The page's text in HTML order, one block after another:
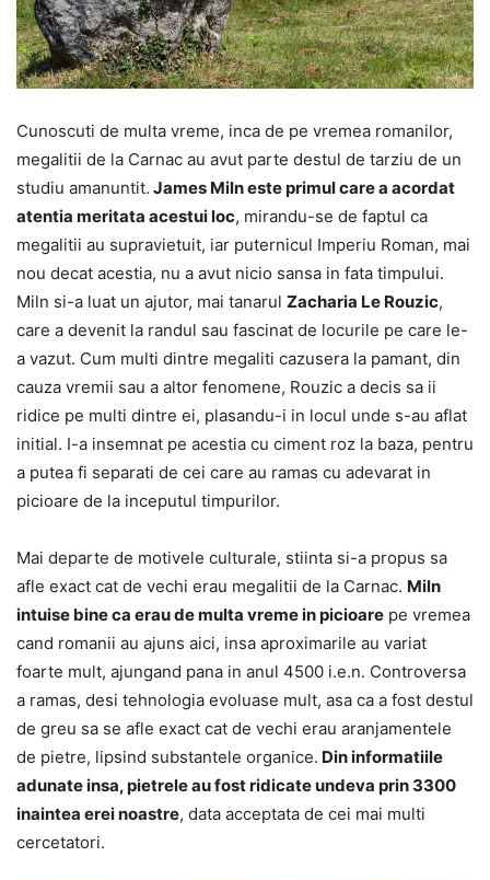
Cunoscuti de multa vreme, inca de pe vremea romanilor,
megalitii de la Carnac au avut parte destul de tarziu de un
studiu amanuntit. James Miln este primul care a acordat
atentia meritata acestui loc, mirandu-se de faptul ca
megalitii au supravietuit, iar puternicul Imperiu Roman, mai
nou decat acestia, nu a avut nicio sansa in fata timpului.
Miln si-a luat un ajutor, mai tanarul Zacharia Le Rouzic,
care a devenit la randul sau fascinat de locurile pe care le-
a vazut. Cum multi dintre megaliti cazusera la pamant, din
cauza vremii sau a altor fenomene, Rouzic a decis sa ii
ridice pe multi dintre ei, plasandu-i in locul unde s-au aflat
initial. I-a insemnat pe acestia cu ciment roz la baza, pentru
a putea fi separati de cei care au ramas cu adevarat in
picioare de la inceputul timpurilor.
Mai departe de motivele culturale, stiinta si-a propus sa
afle exact cat de vechi erau megalitii de la Carnac. Miln
intuise bine ca erau de multa vreme in picioare pe vremea
cand romanii au ajuns aici, insa aproximarile au variat
foarte mult, ajungand pana in anul 4500 i.e.n. Controversa
a ramas, desi tehnologia evoluase mult, asa ca a fost destul
de greu sa se afle exact cat de vechi erau aranjamentele
de pietre, lipsind substantele organice. Din informatiile
adunate insa, pietrele au fost ridicate undeva prin 3300
inaintea erei noastre, data acceptata de cei mai multi
cercetatori.